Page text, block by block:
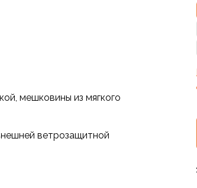
мешковины из мягкого
ветрозащитной